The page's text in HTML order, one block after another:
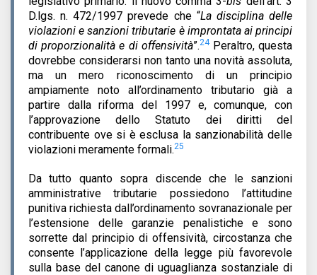
D.lgs. n. 472/1997 prevede che “La disciplina delle
violazioni e sanzioni tributarie è improntata ai principi
di proporzionalità e di offensività”.24Peraltro, questa
dovrebbe considerarsi non tanto una novità assoluta,
ma un mero riconoscimento di un principio
ampiamente noto all’ordinamento tributario già a
partire dalla riforma del 1997 e, comunque, con
l’approvazione dello Statuto dei diritti del
contribuente ove si è esclusa la sanzionabilità delle
violazioni meramente formali.25
Da tutto quanto sopra discende che le sanzioni
amministrative tributarie possiedono l’attitudine
punitiva richiesta dall’ordinamento sovranazionale per
l’estensione delle garanzie penalistiche e sono
sorrette dal principio di offensività, circostanza che
consente l’applicazione della legge più favorevole
sulla base del canone di uguaglianza sostanziale di